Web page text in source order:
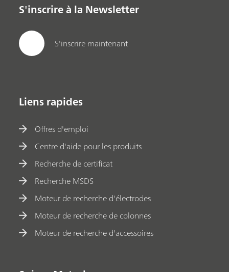
S'inscrire à la Newsletter
S'inscrire maintenant
Liens rapides
Offres d'emploi
Centre d'aide pour les produits
Recherche de certificat
Recherche MSDS
Moteur de recherche d'électrodes
Moteur de recherche de colonnes
Moteur de recherche d'accessoires